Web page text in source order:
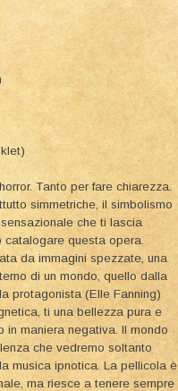
Tanto per fare chiarezza.
simmetriche, il simbolismo
che ti lascia
questa opera.
da immagini spezzate, una
di un mondo, quello dalla
protagonista (Elle Fanning)
ti una bellezza pura e
in maniera negativa. Il mondo
che vedremo soltanto
musica ipnotica. La pellicola è
ma riesce a tenere sempre